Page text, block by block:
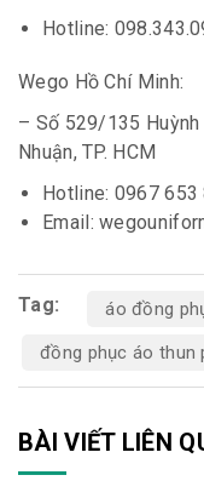
Hotline:
Wego Hồ Chí Minh:
– Số 529/135 Huỳnh
Nhuận, TP. HCM
Hotline: 0967 653
Email:
Tag:
áo đồng
đồng phục áo thun
BÀI VIẾT LIÊN